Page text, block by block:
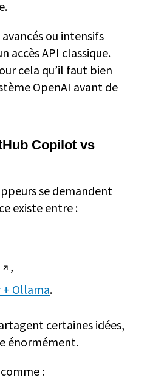
ou intensifs
accès API classique.
cela qu’il faut bien
OpenAI avant de
Copilot vs
se demandent
existe entre :
,
+ Ollama.
certaines idées,
énormément.
: